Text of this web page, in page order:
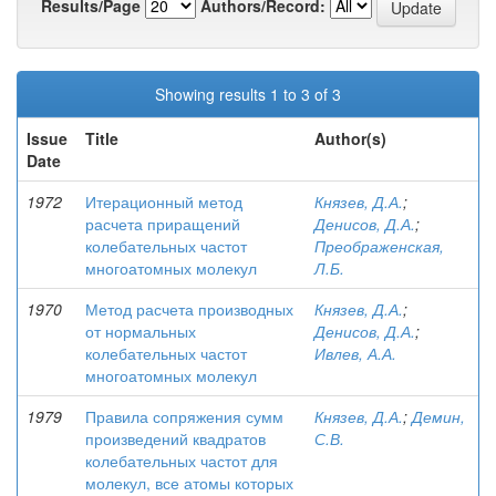
Results/Page
Authors/Record:
Showing results 1 to 3 of 3
Issue
Date
Title Author(s)
1972
Итерационный метод
расчета приращений
колебательных частот
многоатомных молекул
Князев, Д.А.;
Денисов, Д.А.;
Преображенская,
Л.Б.
1970
Метод расчета производных
от нормальных
колебательных частот
многоатомных молекул
Князев, Д.А.;
Денисов, Д.А.;
Ивлев, А.А.
1979
Правила сопряжения сумм
произведений квадратов
колебательных частот для
молекул, все атомы которых
Князев, Д.А.;Демин,
С.В.